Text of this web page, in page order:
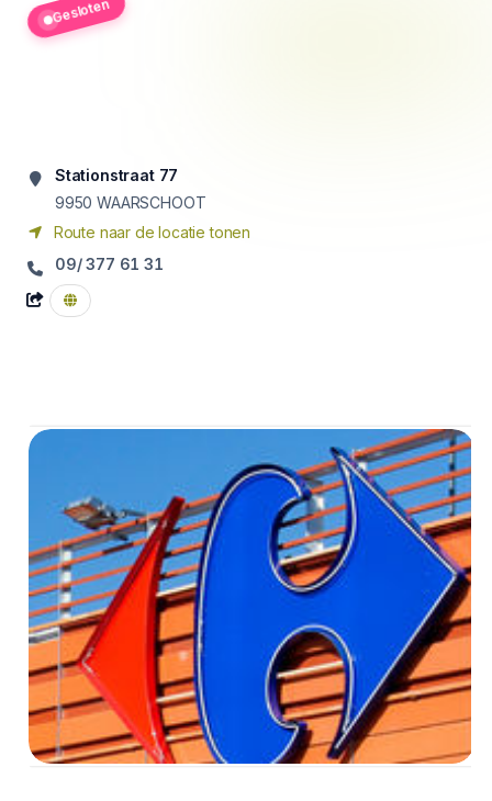
Gesloten
Stationstraat 77
9950 WAARSCHOOT
Route naar de locatie tonen
09/ 377 61 31